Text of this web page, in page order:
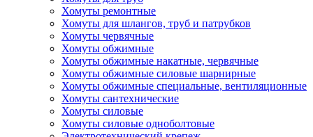
Хомуты ремонтные
Хомуты для шлангов, труб и патрубков
Хомуты червячные
Хомуты обжимные
Хомуты обжимные накатные, червячные
Хомуты обжимные силовые шарнирные
Хомуты обжимные специальные, вентиляционные
Хомуты сантехнические
Хомуты силовые
Хомуты силовые одноболтовые